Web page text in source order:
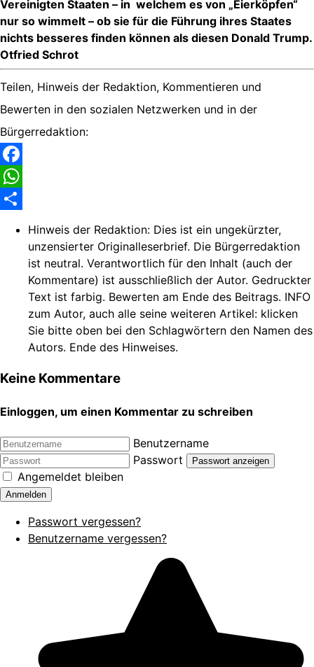
Vereinigten Staaten – in welchem es von „Eierköpfen“
nur so wimmelt – ob sie für die Führung ihres Staates
nichts besseres finden können als diesen Donald Trump.
Otfried Schrot
Teilen, Hinweis der Redaktion, Kommentieren und
Bewerten in den sozialen Netzwerken und in der
Bürgerredaktion:
Facebook
WhatsApp
Hinweis der Redaktion: Dies ist ein ungekürzter,
unzensierter Originalleserbrief. Die Bürgerredaktion
ist neutral. Verantwortlich für den Inhalt (auch der
Kommentare) ist ausschließlich der Autor. Gedruckter
Text ist farbig. Bewerten am Ende des Beitrags. INFO
zum Autor, auch alle seine weiteren Artikel: klicken
Sie bitte oben bei den Schlagwörtern den Namen des
Autors. Ende des Hinweises.
Keine Kommentare
Einloggen, um einen Kommentar zu schreiben
Benutzername
Passwort
Passwort anzeigen
Angemeldet bleiben
Anmelden
Passwort vergessen?
Benutzername vergessen?